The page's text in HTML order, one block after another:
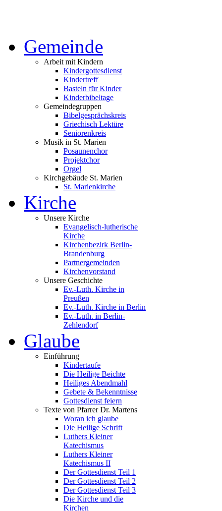
Gemeinde
Arbeit mit Kindern
Kindergottesdienst
Kindertreff
Basteln für Kinder
Kinderbibeltage
Gemeindegruppen
Bibelgesprächskreis
Griechisch Lektüre
Seniorenkreis
Musik in St. Marien
Posaunenchor
Projektchor
Orgel
Kirchgebäude St. Marien
St. Marienkirche
Kirche
Unsere Kirche
Evangelisch-lutherische
Kirche
Kirchenbezirk Berlin-
Brandenburg
Partnergemeinden
Kirchenvorstand
Unsere Geschichte
Ev.-Luth. Kirche in
Preußen
Ev.-Luth. Kirche in Berlin
Ev.-Luth. in Berlin-
Zehlendorf
Glaube
Einführung
Kindertaufe
Die Heilige Beichte
Heiliges Abendmahl
Gebete & Bekenntnisse
Gottesdienst feiern
Texte von Pfarrer Dr. Martens
Woran ich glaube
Die Heilige Schrift
Luthers Kleiner
Katechismus
Luthers Kleiner
Katechismus II
Der Gottesdienst Teil 1
Der Gottesdienst Teil 2
Der Gottesdienst Teil 3
Die Kirche und die
Kirchen